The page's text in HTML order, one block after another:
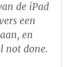
de iPad
een
en
not done.